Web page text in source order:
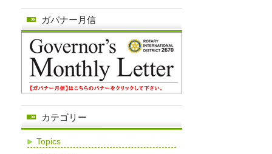
ガバナー月信
カテゴリー
Topics